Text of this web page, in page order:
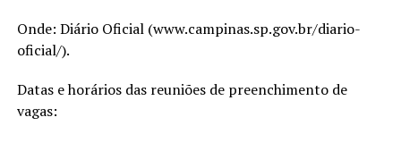
Onde: Diário Oficial (www.campinas.sp.gov.br/diario-
oficial/).
Datas e horários das reuniões de preenchimento de
vagas: